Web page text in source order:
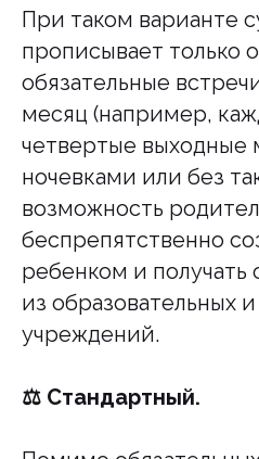
При таком варианте
прописывает только
обязательные
месяц (например,
четвертые выходные
ночевками или без
возможность
беспрепятственно
ребенком и
из образовательных
учреждений.
⚖️ Стандартный.